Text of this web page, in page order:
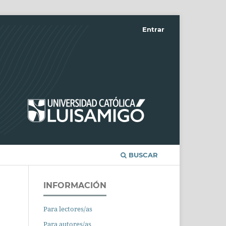
BUSCAR
Entrar
INFORMACIÓN
Para lectores/as
Para autores/as